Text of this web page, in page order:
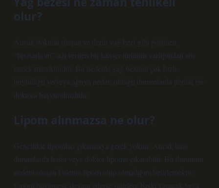
olur?
Ancak dokuda oluşan ve derin yağ bezi gibi görünen
“liposarkom” adı verilen bir kanser türünün varlığından söz
etmek mümkündür. Bu nedenle yağ bezinin çok hızlı
büyüdüğü ve/veya ağrıya neden olduğu durumlarda derhal bir
doktora başvurulmalıdır.
Lipom alınmazsa ne olur?
Genellikle lipomları çıkarmaya gerek yoktur. Ancak bazı
durumlarda hasta veya doktor lipomu çıkarabilir. Bu durumun
nedeni oluşan kitlenin lipom olup olmadığını belirlemektir.
Lipom büyümeye devam ederse sinirlere baskı yaparak veya